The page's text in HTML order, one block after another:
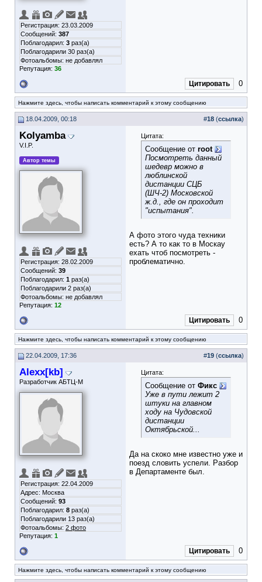
Регистрация: 23.03.2009
Сообщений: 387
Поблагодарил: 3 раз(а)
Поблагодарили 30 раз(а)
Фотоальбомы: не добавлял
Репутация: 36
Цитировать 0
Нажмите здесь, чтобы написать комментарий к этому сообщению
18.04.2009, 00:18 #18 (ссылка)
Kolyamba
V.I.P.
Автор темы
Регистрация: 28.02.2009
Сообщений: 39
Поблагодарил: 1 раз(а)
Поблагодарили 2 раз(а)
Фотоальбомы: не добавлял
Репутация: 12
Цитата:
Сообщение от root
Посмотреть данный
шедевр можно в
люблинской
дистанции СЦБ
(ШЧ-2) Московской
ж.д., где он проходит
"испытания".
А фото этого чуда техники
есть? А то как то в Москау
ехать чтоб посмотреть -
проблематично.
Цитировать 0
Нажмите здесь, чтобы написать комментарий к этому сообщению
22.04.2009, 17:36 #19 (ссылка)
Alexx[kb]
Разработчик АБТЦ-М
Регистрация: 22.04.2009
Адрес: Москва
Сообщений: 93
Поблагодарил: 8 раз(а)
Поблагодарили 13 раз(а)
Фотоальбомы: 2 фото
Репутация: 1
Цитата:
Сообщение от Фикс
Уже в пути лежит 2
штуки на главном
ходу на Чудовской
дистанции
Октябрьской...
Да на скоко мне известно уже и
поезд словить успели. Разбор
в Департаменте был.
Цитировать 0
Нажмите здесь, чтобы написать комментарий к этому сообщению